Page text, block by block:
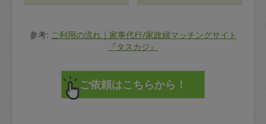
参考: ご利用の流れ｜家事代行/家政婦マッチングサイト
『タスカジ』